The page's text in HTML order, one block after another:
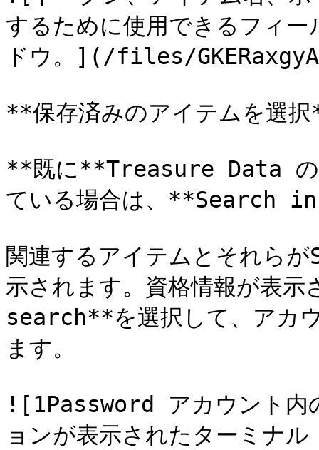
するために使用できるフィ
ドウ。](/files/
**保存済みのアイテムを選
**既に**Treasure Data の
ている場合は、**Search
関連するアイテムとそれら
示されます。資格情報が表
search**を選択して、アカ
ます。
![1Password アカウント内
ョンが表示されたターミナ